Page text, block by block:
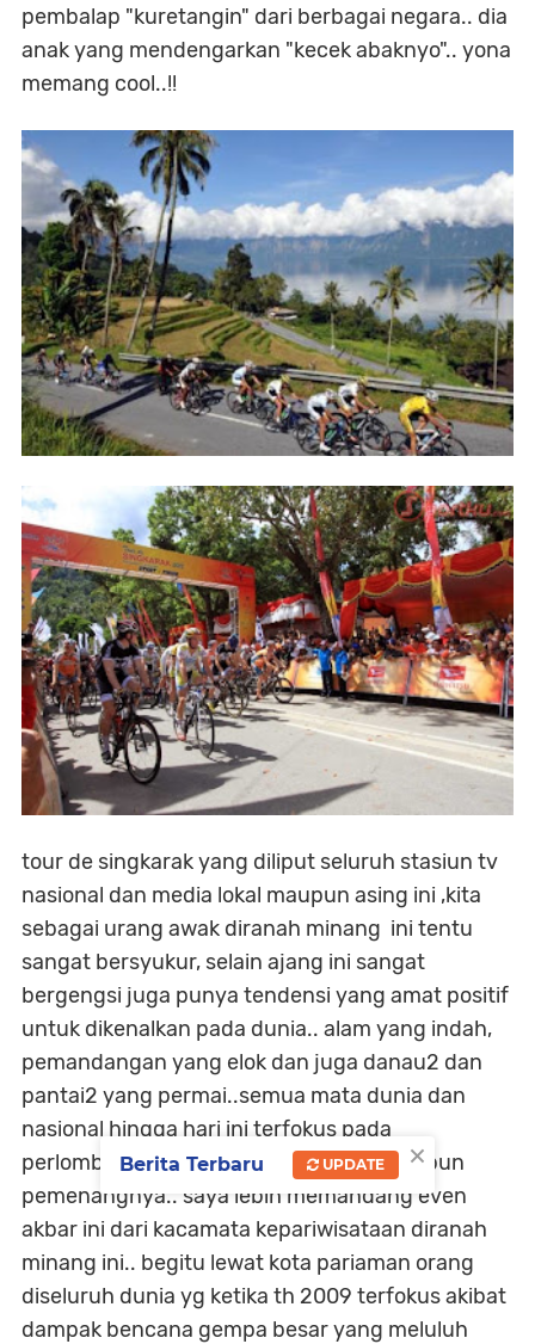
pembalap "kuretangin" dari berbagai negara.. dia
anak yang mendengarkan "kecek abaknyo".. yona
memang cool..!!
tour de singkarak yang diliput seluruh stasiun tv
nasional dan media lokal maupun asing ini ,kita
sebagai urang awak diranah minang ini tentu
sangat bersyukur, selain ajang ini sangat
bergengsi juga punya tendensi yang amat positif
untuk dikenalkan pada dunia.. alam yang indah,
pemandangan yang elok dan juga danau2 dan
pantai2 yang permai..semua mata dunia dan
nasional hingga hari ini terfokus pada
perlombaan akbar ini. saya bangga siapapun
pemenangnya.. saya lebih memandang even
akbar ini dari kacamata kepariwisataan diranah
minang ini.. begitu lewat kota pariaman orang
diseluruh dunia yg ketika th 2009 terfokus akibat
dampak bencana gempa besar yang meluluh
×
Berita Terbaru UPDATE